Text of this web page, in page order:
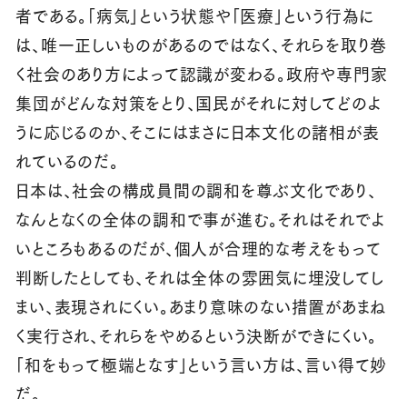
者である。「病気」という状態や「医療」という行為に
は、唯一正しいものがあるのではなく、それらを取り巻
く社会のあり方によって認識が変わる。政府や専門家
集団がどんな対策をとり、国民がそれに対してどのよ
うに応じるのか、そこにはまさに日本文化の諸相が表
れているのだ。
日本は、社会の構成員間の調和を尊ぶ文化であり、
なんとなくの全体の調和で事が進む。それはそれでよ
いところもあるのだが、個人が合理的な考えをもって
判断したとしても、それは全体の雰囲気に埋没してし
まい、表現されにくい。あまり意味のない措置があまね
く実行され、それらをやめるという決断ができにくい。
「和をもって極端となす」という言い方は、言い得て妙
だ。